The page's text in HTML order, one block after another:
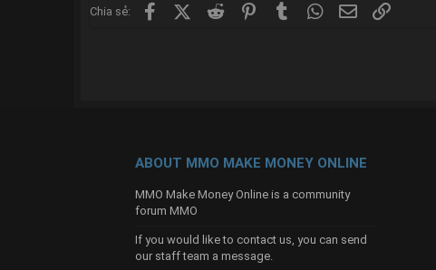
Chia sẻ: FacebookX (Twitter)Reddit PinterestTumblr WhatsApp
Email
ABOUT MMO MAKE MONEY ONLINE
MMO Make Money Online is a community
forum MMO
If you would like to contact us, you can send
our staff team a message.